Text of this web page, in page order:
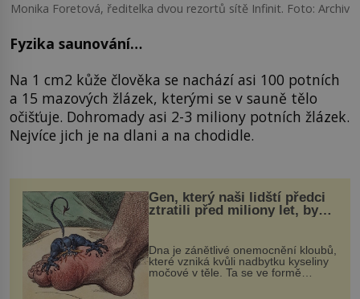
Monika Foretová, ředitelka dvou rezortů sítě Infinit. Foto: Archiv
Fyzika saunování…
Na 1 cm2 kůže člověka se nachází asi 100 potních
a 15 mazových žlázek, kterými se v sauně tělo
očišťuje. Dohromady asi 2-3 miliony potních žlázek.
Nejvíce jich je na dlani a na chodidle.
Gen, který naši lidští předci
ztratili před miliony let, by
mohl pomoci s léčbou
„nemoci králů“
Dna je zánětlivé onemocnění kloubů,
které vzniká kvůli nadbytku kyseliny
močové v těle. Ta se ve formě